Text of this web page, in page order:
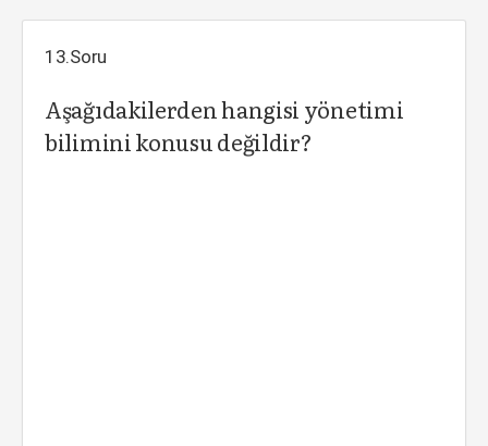
13.Soru
Aşağıdakilerden hangisi yönetimi
bilimini konusu değildir?